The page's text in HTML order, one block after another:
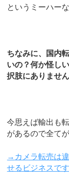
というミーハー
ちなみに、国内
いの？何か怪し
択肢にありませ
今思えば輸出も
があるので全て
→ カメラ転売は
せるビジネスです